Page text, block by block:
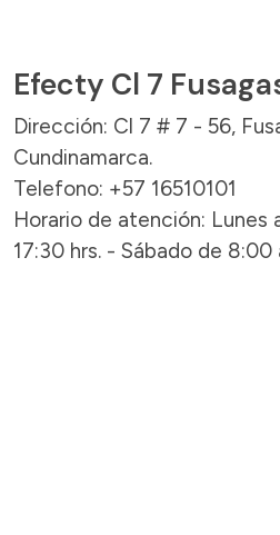
Efecty Cl 7
Dirección: Cl 7 # 7 - 56,
Cundinamarca.
Telefono: +57 16510101
Horario de atención: Lunes
17:30 hrs. - Sábado de 8:00